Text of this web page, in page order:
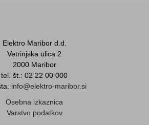
Elektro Maribor d.d.
Vetrinjska ulica 2
2000 Maribor
tel. št.: 02 22 00 000
info@elektro-maribor.si
Osebna izkaznica
Varstvo podatkov